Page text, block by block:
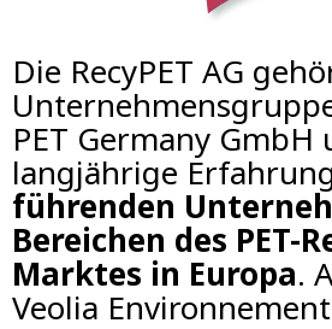
Die RecyPET AG
PET Germany
langjährige
führenden
Bereichen des PET-
Marktes in Europa.
Veolia